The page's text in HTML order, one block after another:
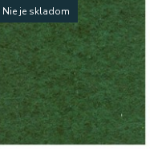
Nie je skladom